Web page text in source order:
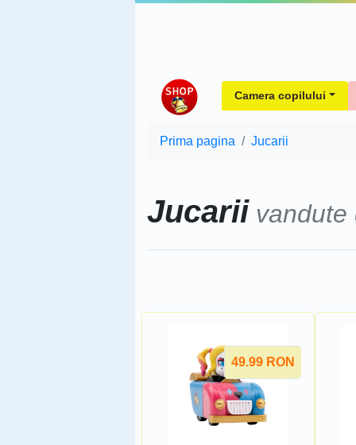
Camera copilului
Prima pagina Jucarii
Jucarii vandute
49.99 RON